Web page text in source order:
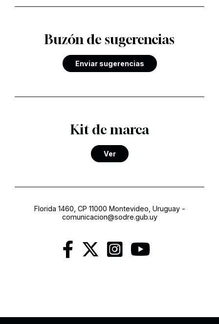
Buzón de sugerencias
Enviar sugerencias
Kit de marca
Ver
Florida 1460, CP 11000 Montevideo, Uruguay-
comunicacion@sodre.gub.uy